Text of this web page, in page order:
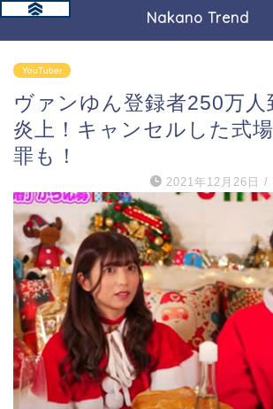
Nakano Trend
YouTuber
ヴァンゆん登録者250万人
炎上！キャンセルした式
罪も！
2021年12月26日 /